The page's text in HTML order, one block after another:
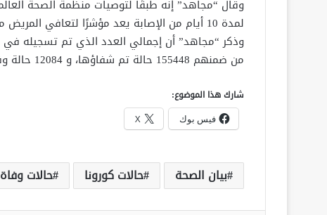
لمدة 10 أيام من الإصابة يعد مؤشرًا لتعافي المريض من فيروس كورونا.
من ضمنهم 155448 حالة تم شفاؤها، و 12084 حالة وفاة.
شارك هذا الموضوع:
فيس بوك X
بيان الصحة حالات كورونا حالات وفاة